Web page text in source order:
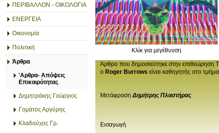
ΠΕΡΙΒΑΛΛΟΝ - ΟΙΚΟΛΟΓΙΑ
ΕΝΕΡΓΕΙΑ
Οικονομία
Πολιτική
Άρθρα
'Αρθρα- Απόψεις
Επικαιρότητας
Δημητράκης Γεώργιος
Γομάτος Αργύρης
Κλαδούχος Γρ.
Κλίκ για μεγέθυνση
Άρθρο που δημοσιεύτηκε στην
ο Roger Burrows είναι καθηγητής στο
Μετάφραση Δημήτρης Πλαστήρας
Εισαγωγή